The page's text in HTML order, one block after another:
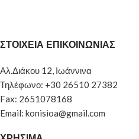
ΣΤΟΙΧΕΙΑ ΕΠΙΚΟΙΝΩΝΙΑΣ
Αλ.Διάκου 12, Ιωάννινα
Τηλέφωνο: +30 26510 27382
Fax: 2651078168
Email: konisioa@gmail.com